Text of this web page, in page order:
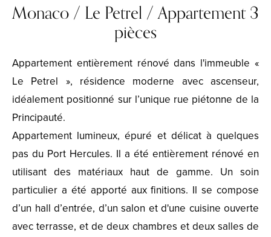
Monaco / Le Petrel / Appartement 3
pièces
Appartement entièrement rénové dans l'immeuble «
Le Petrel », résidence moderne avec ascenseur,
idéalement positionné sur l’unique rue piétonne de la
Principauté.
Appartement lumineux, épuré et délicat à quelques
pas du Port Hercules. Il a été entièrement rénové en
utilisant des matériaux haut de gamme. Un soin
particulier a été apporté aux finitions. Il se compose
d’un hall d’entrée, d’un salon et d'une cuisine ouverte
avec terrasse, et de deux chambres et deux salles de